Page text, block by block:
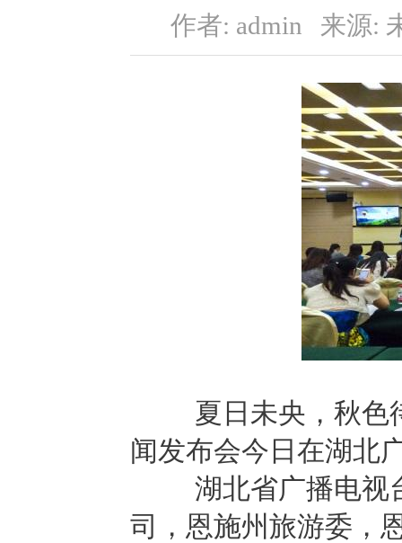
作者: admin 来源:
夏日未央，秋色待
闻发布会今日在湖北
湖北省广播电视台
司，恩施州旅游委，